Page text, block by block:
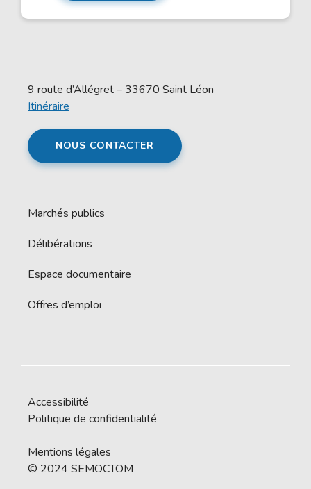
9 route d’Allégret – 33670 Saint Léon
Itinéraire
NOUS CONTACTER
Marchés publics
Délibérations
Espace documentaire
Offres d’emploi
Accessibilité
Politique de confidentialité
Mentions légales
© 2024 SEMOCTOM